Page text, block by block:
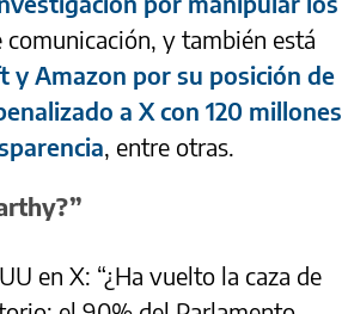
comunicación, y también está
y Amazon por su posición de
a X con 120 millones
, entre otras.
en X: “¿Ha vuelto la caza de